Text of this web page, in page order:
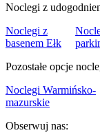
Noclegi z
Noclegi z
basenem Ełk
Pozostałe opcje
Noclegi Warmińsko-
mazurskie
Obserwuj nas: